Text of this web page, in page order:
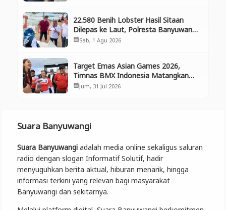
22.580 Benih Lobster Hasil Sitaan
Dilepas ke Laut, Polresta Banyuwangi
Selamatkan Aset Negara dan
Ekosistem
calendar_monthSab, 1 Agu 2026
Target Emas Asian Games 2026,
Timnas BMX Indonesia Matangkan
Persiapan di Banyuwangi
calendar_monthJum, 31 Jul 2026
Suara Banyuwangi
Suara Banyuwangiadalah media online sekaligus saluran
radio dengan slogan Informatif Solutif, hadir
menyuguhkan berita aktual, hiburan menarik, hingga
informasi terkini yang relevan bagi masyarakat
Banyuwangi dan sekitarnya.